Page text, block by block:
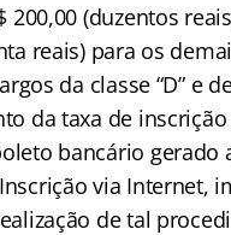
(duzentos
reais) para os
da classe “D” e
da taxa de
bancário gerado
via Internet,
de tal